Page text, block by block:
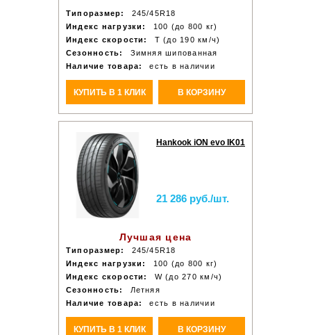
Типоразмер:
245/45R18
Индекс нагрузки:
100 (до 800 кг)
Индекс скорости:
T (до 190 км/ч)
Сезонность:
Зимняя шипованная
Наличие товара:
есть в наличии
КУПИТЬ В 1 КЛИК В КОРЗИНУ
Hankook iON evo IK01
21 286 руб./шт.
Лучшая цена
Типоразмер:
245/45R18
Индекс нагрузки:
100 (до 800 кг)
Индекс скорости:
W (до 270 км/ч)
Сезонность:
Летняя
Наличие товара:
есть в наличии
КУПИТЬ В 1 КЛИК В КОРЗИНУ